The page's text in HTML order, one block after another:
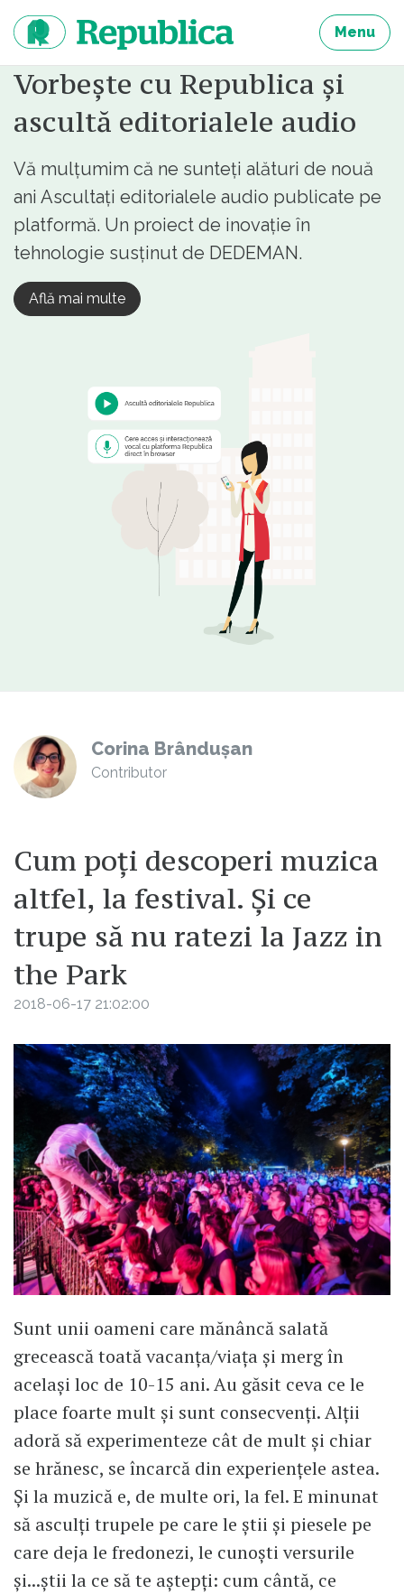
continut
Menu
Vorbește cu Republica și
ascultă editorialele audio
Vă mulțumim că ne sunteți alături de nouă
ani Ascultați editorialele audio publicate pe
platformă. Un proiect de inovație în
tehnologie susținut de DEDEMAN.
Află mai multe
Corina Brândușan
Contributor
Cum poți descoperi muzica
altfel, la festival. Și ce
trupe să nu ratezi la Jazz in
the Park
2018-06-17 21:02:00
Sunt unii oameni care mănâncă salată
grecească toată vacanța/viața și merg în
același loc de 10-15 ani. Au găsit ceva ce le
place foarte mult și sunt consecvenți. Alții
adoră să experimenteze cât de mult și chiar
se hrănesc, se încarcă din experiențele astea.
Și la muzică e, de multe ori, la fel. E minunat
să asculți trupele pe care le știi și piesele pe
care deja le fredonezi, le cunoști versurile
și...știi la ce să te aștepți: cum cântă, ce